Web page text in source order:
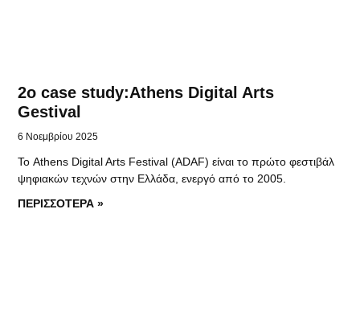
2o case study:Athens Digital Arts
Gestival
6 Νοεμβρίου 2025
Το Athens Digital Arts Festival (ADAF) είναι το πρώτο φεστιβάλ
ψηφιακών τεχνών στην Ελλάδα, ενεργό από το 2005.
ΠΕΡΙΣΣΟΤΕΡΑ »